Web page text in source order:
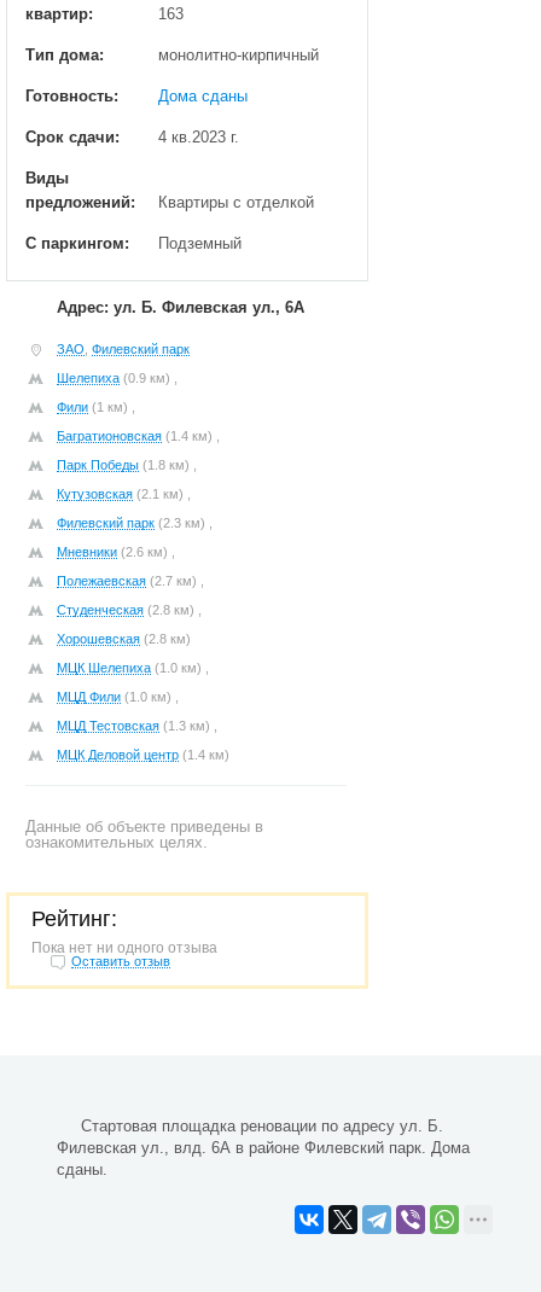
квартир:
163
Тип дома: монолитно-кирпичный
Готовность: Дома сданы
Срок сдачи: 4 кв.2023 г.
Виды
предложений:
Квартиры с отделкой
С паркингом: Подземный
Адрес: ул. Б. Филевская ул., 6А
ЗАО Филевский парк
Шелепиха (0.9 км) ,
Фили (1 км) ,
Багратионовская (1.4 км) ,
Парк Победы (1.8 км) ,
Кутузовская (2.1 км) ,
Филевский парк (2.3 км) ,
Мневники (2.6 км) ,
Полежаевская (2.7 км) ,
Студенческая (2.8 км) ,
Хорошевская (2.8 км)
МЦК Шелепиха (1.0 км) ,
МЦД Фили (1.0 км) ,
МЦД Тестовская (1.3 км) ,
МЦК Деловой центр (1.4 км)
Данные об объекте приведены в
ознакомительных целях.
Рейтинг:
Пока нет ни одного отзыва
Оставить отзыв
Стартовая площадка реновации по адресу ул. Б.
Филевская ул., влд. 6А в районе Филевский парк. Дома
сданы.